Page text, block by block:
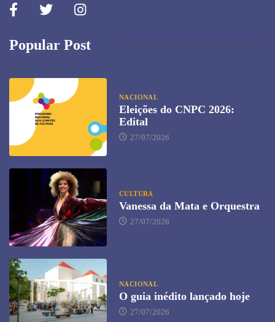
Popular Post
NACIONAL
Eleições do CNPC 2026:
Edital
27/07/2026
CULTURA
Vanessa da Mata e Orquestra
27/07/2026
NACIONAL
O guia inédito lançado hoje
27/07/2026